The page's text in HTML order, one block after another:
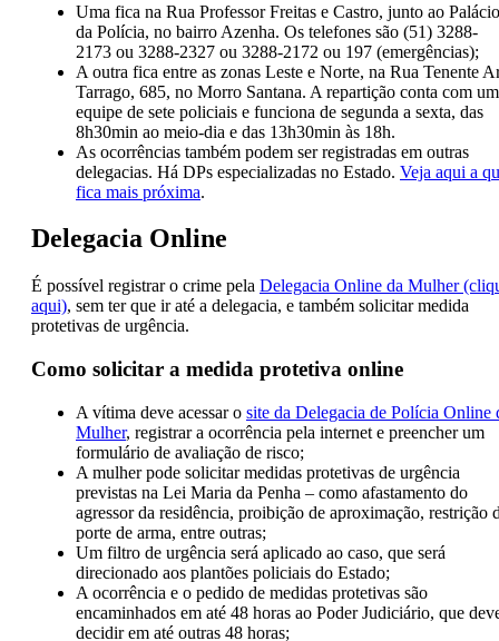
Uma fica na Rua Professor Freitas e Castro, junto ao Palácio
da Polícia, no bairro Azenha. Os telefones são (51) 3288-
2173 ou 3288-2327 ou 3288-2172 ou 197 (emergências);
A outra fica entre as zonas Leste e Norte, na Rua Tenente
Tarrago, 685, no Morro Santana. A repartição conta com
equipe de sete policiais e funciona de segunda a sexta, das
8h30min ao meio-dia e das 13h30min às 18h.
As ocorrências também podem ser registradas em outras
delegacias. Há DPs especializadas no Estado. Veja aqui a
fica mais próxima.
Delegacia Online
É possível registrar o crime pela Delegacia Online da Mulher
aqui), sem ter que ir até a delegacia, e também solicitar medida
protetivas de urgência.
Como solicitar a medida protetiva online
A vítima deve acessar o site da Delegacia de Polícia Online
Mulher, registrar a ocorrência pela internet e preencher um
formulário de avaliação de risco;
A mulher pode solicitar medidas protetivas de urgência
previstas na Lei Maria da Penha – como afastamento do
agressor da residência, proibição de aproximação, restrição
porte de arma, entre outras;
Um filtro de urgência será aplicado ao caso, que será
direcionado aos plantões policiais do Estado;
A ocorrência e o pedido de medidas protetivas são
encaminhados em até 48 horas ao Poder Judiciário, que
decidir em até outras 48 horas;